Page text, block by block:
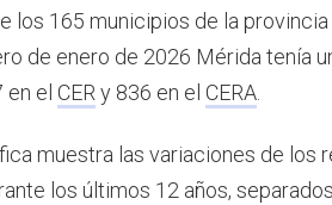
los 165 municipios de la
de enero de 2026 Mérida tenía
en el CER y 836 en el CERA
muestra las variaciones de los
los últimos 12 años, separados